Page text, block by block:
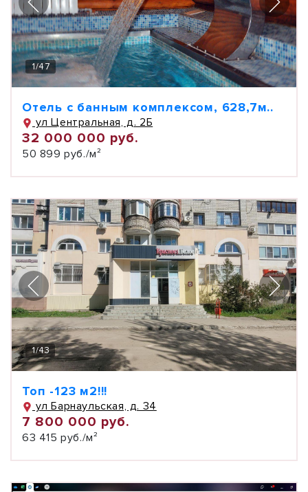
1/47
Отель с банным комплексом, 628,7м..
ул Центральная, д. 2Б
32 000 000 руб.
50 899 руб./м²
1/43
Топ -123 м2!!!
ул Барнаульская, д. 34
7 800 000 руб.
63 415 руб./м²